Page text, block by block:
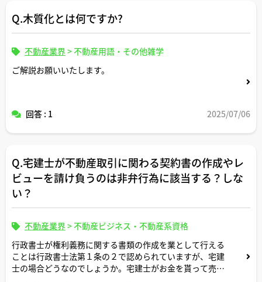
Q.木質化とは何ですか?
不動産業界>不動産用語・その他雑学
ご解説お願いいたします。
回答 : 1 2025/07/06
Q.宅建士が不動産取引に関わる契約書の作成やレ
ビューを請け負うのは非弁行為に該当する？しな
い？
不動産業界>不動産ビジネス・不動産系資格
行政書士が権利義務に関する書類の作成を業として行える
ことは行政書士法第１条の２で認められていますが、宅建
士の場合どうなのでしょうか。宅建士がお金を貰って売買